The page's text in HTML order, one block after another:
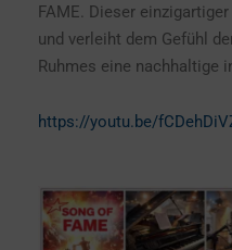
FAME. Dieser
und verleiht dem Gefühl
Ruhmes eine nachhaltige
https://youtu.be/